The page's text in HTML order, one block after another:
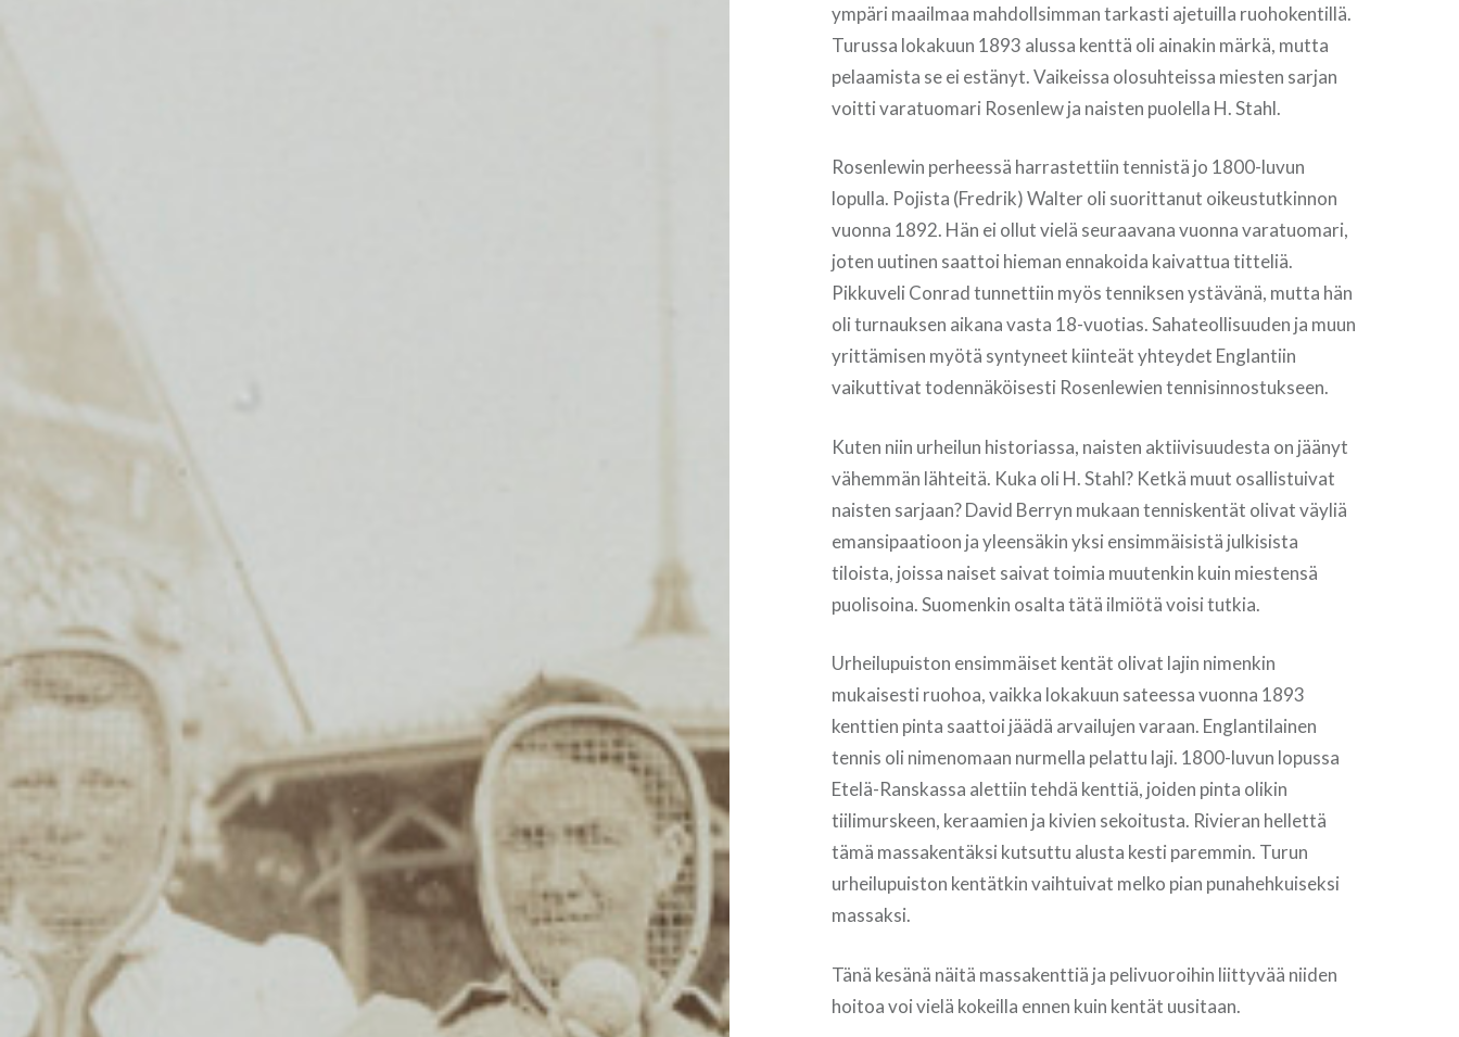
ympäri maailmaa mahdollsimman tarkasti ajetuilla ruohokentillä.
Turussa lokakuun 1893 alussa kenttä oli ainakin märkä, mutta
pelaamista se ei estänyt. Vaikeissa olosuhteissa miesten sarjan
voitti varatuomari Rosenlew ja naisten puolella H. Stahl.
Rosenlewin perheessä harrastettiin tennistä jo 1800-luvun
lopulla. Pojista (Fredrik) Walter oli suorittanut oikeustutkinnon
vuonna 1892. Hän ei ollut vielä seuraavana vuonna varatuomari,
joten uutinen saattoi hieman ennakoida kaivattua titteliä.
Pikkuveli Conrad tunnettiin myös tenniksen ystävänä, mutta hän
oli turnauksen aikana vasta 18-vuotias. Sahateollisuuden ja muun
yrittämisen myötä syntyneet kiinteät yhteydet Englantiin
vaikuttivat todennäköisesti Rosenlewien tennisinnostukseen.
Kuten niin urheilun historiassa, naisten aktiivisuudesta on jäänyt
vähemmän lähteitä. Kuka oli H. Stahl? Ketkä muut osallistuivat
naisten sarjaan? David Berryn mukaan tenniskentät olivat väyliä
emansipaatioon ja yleensäkin yksi ensimmäisistä julkisista
tiloista, joissa naiset saivat toimia muutenkin kuin miestensä
puolisoina. Suomenkin osalta tätä ilmiötä voisi tutkia.
Urheilupuiston ensimmäiset kentät olivat lajin nimenkin
mukaisesti ruohoa, vaikka lokakuun sateessa vuonna 1893
kenttien pinta saattoi jäädä arvailujen varaan. Englantilainen
tennis oli nimenomaan nurmella pelattu laji. 1800-luvun lopussa
Etelä-Ranskassa alettiin tehdä kenttiä, joiden pinta olikin
tiilimurskeen, keraamien ja kivien sekoitusta. Rivieran hellettä
tämä massakentäksi kutsuttu alusta kesti paremmin. Turun
urheilupuiston kentätkin vaihtuivat melko pian punahehkuiseksi
massaksi.
Tänä kesänä näitä massakenttiä ja pelivuoroihin liittyvää niiden
hoitoa voi vielä kokeilla ennen kuin kentät uusitaan.